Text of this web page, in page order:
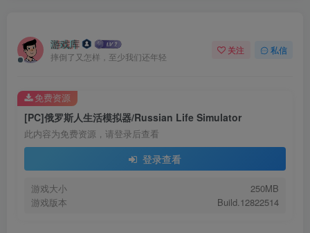
游戏库
摔倒了又怎样，至少我们还年轻
关注 私信
[PC]俄罗斯人生活模拟器/Russian Life Simulator
此内容为免费资源，请登录后查看
登录查看
游戏大小
250MB
游戏版本
Build.12822514
免费资源